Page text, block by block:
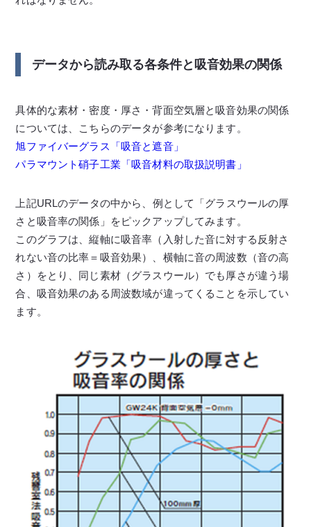
データから読み取る各条件と吸音効果の関係
具体的な素材・密度・厚さ・背面空気層と吸音効果の関係
については、こちらのデータが参考になります。
旭ファイバーグラス「吸音と遮音」
パラマウント硝子工業「吸音材料の取扱説明書」
上記URLのデータの中から、例として「グラスウールの厚
さと吸音率の関係」をピックアップしてみます。
このグラフは、縦軸に吸音率（入射した音に対する反射さ
れない音の比率＝吸音効果）、横軸に音の周波数（音の高
さ）をとり、同じ素材（グラスウール）でも厚さが違う場
合、吸音効果のある周波数域が違ってくることを示してい
ます。